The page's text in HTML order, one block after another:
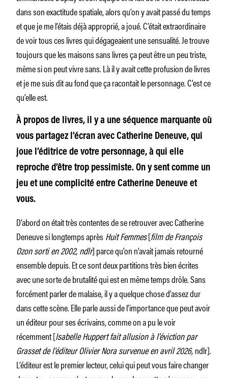
dans son exactitude spatiale, alors qu’on y avait passé du temps
et que je me l’étais déjà approprié, a joué. C’était extraordinaire
de voir tous ces livres qui dégageaient une sensualité. Je trouve
toujours que les maisons sans livres ça peut être un peu triste,
même si on peut vivre sans. Là il y avait cette profusion de livres
et je me suis dit au fond que ça racontait le personnage. C’est ce
qu’elle est.
À propos de livres, il y a une séquence marquante où
vous partagez l’écran avec Catherine Deneuve, qui
joue l’éditrice de votre personnage, à qui elle
reproche d’être trop pessimiste. On y sent comme un
jeu et une complicité entre Catherine Deneuve et
vous.
D’abord on était très contentes de se retrouver avec Catherine
Deneuve si longtemps aprèsHuit Femmes[film de François
Ozon sorti en 2002, ndlr] parce qu’on n’avait jamais retourné
ensemble depuis. Et ce sont deux partitions très bien écrites
avec une sorte de brutalité qui est en même temps drôle. Sans
forcément parler de malaise, il y a quelque chose d’assez dur
dans cette scène. Elle parle aussi de l’importance que peut avoir
un éditeur pour ses écrivains, comme on a pu le voir
récemment [Isabelle Huppert fait allusion à l’éviction par
Grasset de l’éditeur Olivier Nora survenue en avril 2026,ndlr].
L’éditeur est le premier lecteur, celui qui peut vous faire changer